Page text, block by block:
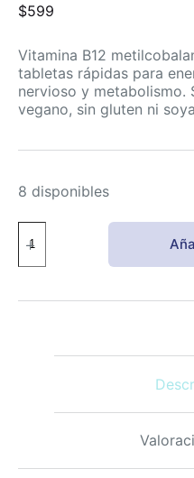
$599
Vitamina B12
tabletas rápidas para
nervioso y metabolismo.
vegano, sin gluten ni
8 disponibles
Recipes
B12
mcg
cantidad